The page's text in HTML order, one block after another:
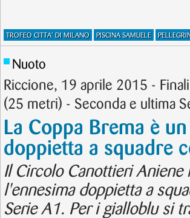
TROFEO CITTA' DI MILANO PISCINA SAMUELE
Nuoto
Riccione, 19 aprile 2015 -
(25 metri) - Seconda e ultima
La Coppa Brema è
doppietta a squadre
Il Circolo Canottieri Aniene
l'ennesima doppietta a
Serie A1. Per i gialloblu si